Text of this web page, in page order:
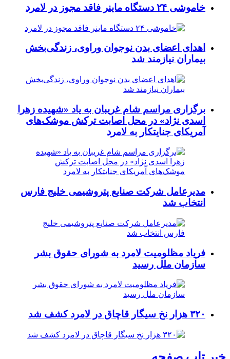
خاموشی ۲۴ دستگاه ماینر فاقد مجوز در لامرد
اهدای اعضای بدن نوجوان وراوی، زندگی‌بخش
بیماران نیازمند شد
برگزاری مراسم شام غریبان به یاد «شهیده زهرا
اسدی نژاد» در محل اصابت ترکش موشک‌های
آمریکای جنایتکار به لامرد
مدیرعامل شرکت صنایع پتروشیمی خلیج فارس
انتخاب شد
فریاد مظلومیت لامرد به شورای حقوق بشر
سازمان ملل رسید
۳۲۰ هزار نخ سیگار قاچاق در لامرد کشف شد